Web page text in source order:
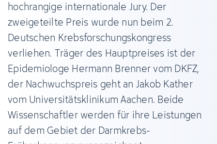
hochrangige internationale Jury. Der
zweigeteilte Preis wurde nun beim 2.
Deutschen Krebsforschungskongress
verliehen. Träger des Hauptpreises ist der
Epidemiologe Hermann Brenner vom DKFZ,
der Nachwuchspreis geht an Jakob Kather
vom Universitätsklinikum Aachen. Beide
Wissenschaftler werden für ihre Leistungen
auf dem Gebiet der Darmkrebs-